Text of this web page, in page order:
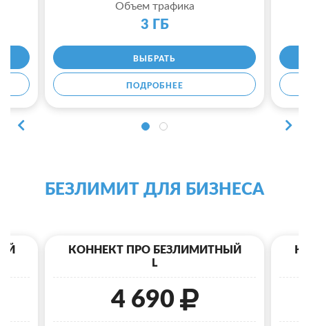
Объем трафика
3 ГБ
ВЫБРАТЬ
ПОДРОБНЕЕ
БЕЗЛИМИТ ДЛЯ БИЗНЕСА
КОННЕКТ ПРО БЕЗЛИМИТНЫЙ
L
4 690